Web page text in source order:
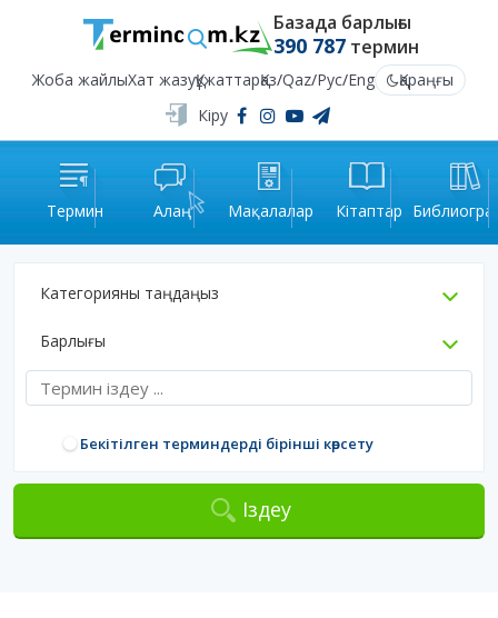
Базада барлығы
390 787термин
Жоба жайлыХат жазуҚұжаттарҚаз/Qaz/Рус/Eng
Қараңғы
Кіру
Термин Алаң Мақалалар Кітаптар
Категорияны таңдаңыз
Барлығы
Бекітілген терминдерді бірінші көрсету
Іздеу